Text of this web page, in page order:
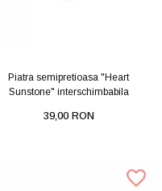
Piatra semipretioasa "Heart
Sunstone" interschimbabila
39,00 RON